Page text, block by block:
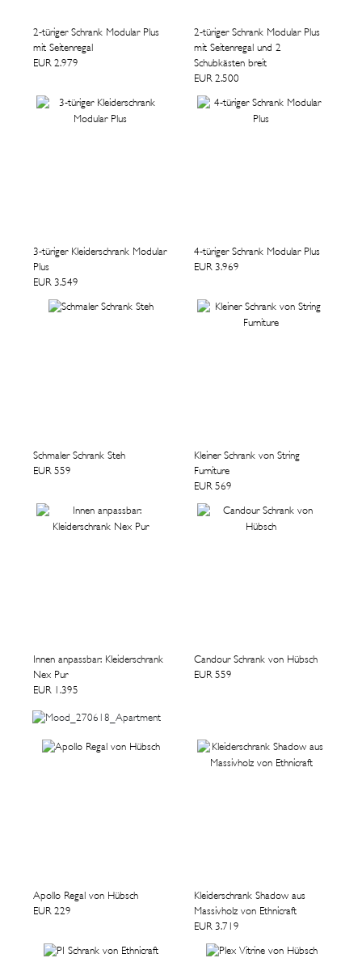
2-türiger Schrank Modular Plus
mit Seitenregal
EUR 2.979
2-türiger Schrank Modular Plus
mit Seitenregal und 2
Schubkästen breit
EUR 2.500
3-türiger Kleiderschrank Modular
Plus
EUR 3.549
4-türiger Schrank Modular Plus
EUR 3.969
Schmaler Schrank Steh
EUR 559
Kleiner Schrank von String
Furniture
EUR 569
Innen anpassbar: Kleiderschrank
Nex Pur
EUR 1.395
Candour Schrank von Hübsch
EUR 559
Apollo Regal von Hübsch
EUR 229
Kleiderschrank Shadow aus
Massivholz von Ethnicraft
EUR 3.719